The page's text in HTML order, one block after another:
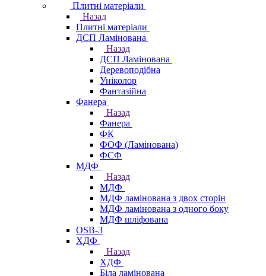
Плитні матеріали
Назад
Плитні матеріали
ДСП Ламінована
Назад
ДСП Ламінована
Деревоподібна
Уніколор
Фантазійна
Фанера
Назад
Фанера
ФК
ФОФ (Ламінована)
ФСФ
МДФ
Назад
МДФ
МДФ ламінована з двох сторін
МДФ ламінована з одного боку
МДФ шліфована
OSB-3
ХДФ
Назад
ХДФ
Біла ламінована